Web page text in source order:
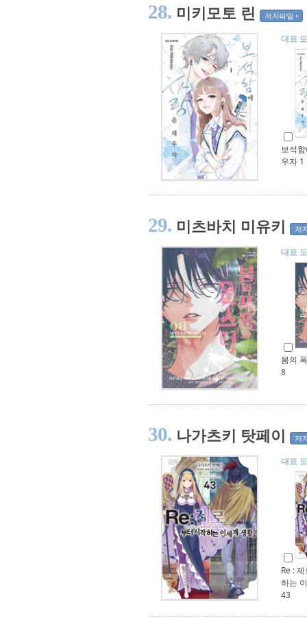
28. 미키모토 린 저자파일
대표
보석
우자 1
29. 미츠바치 미유키 저
대표
봄의
8
30. 나가츠키 탓페이 저
대표
Re :
하는
43